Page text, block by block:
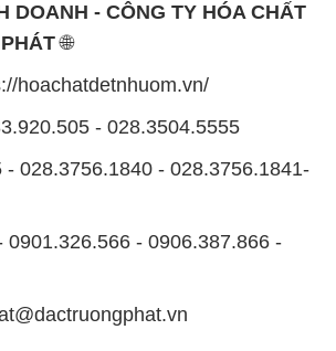
DOANH - CÔNG TY HÓA CHẤT
🌐
hoachatdetnhuom.vn/
- 028.3504.5555
- 028.3756.1840 - 028.3756.1841-
0901.326.566 - 0906.387.866 -